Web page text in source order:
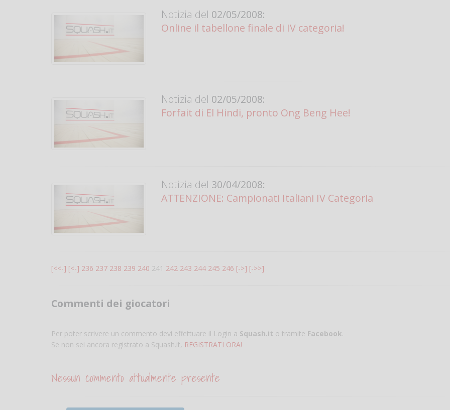
Notizia del 02/05/2008:
Online il tabellone finale di IV categoria!
Notizia del 02/05/2008:
Forfait di El Hindi, pronto Ong Beng Hee!
Notizia del 30/04/2008:
ATTENZIONE: Campionati Italiani IV Categoria
[<<-] [<-] 236 237 238 239 240 241 242 243 244 245 246 [->] [->>]
Commenti dei giocatori
Per poter scrivere un commento devi effettuare il Login a Squash.it o tramite Facebook.
Se non sei ancora registrato a Squash.it, REGISTRATI ORA!
Nessun commento attualmente presente